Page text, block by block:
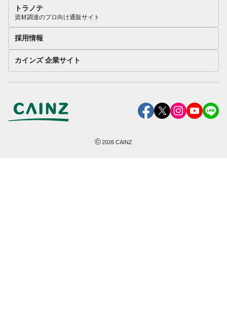
トラノテ
資材調達のプロ向け通販サイト
採用情報
カインズ 企業サイト
©2026 CAINZ